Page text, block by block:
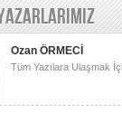
Ozan ÖRMECİ
Tüm Yazılara Ulaşmak